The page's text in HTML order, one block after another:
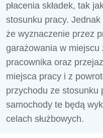
płacenia składek, tak
stosunku pracy.
że wyznaczenie przez
garażowania w miejscu
pracownika oraz
miejsca pracy i z
przychodu ze stosunku
samochody te będą
celach służbowych.